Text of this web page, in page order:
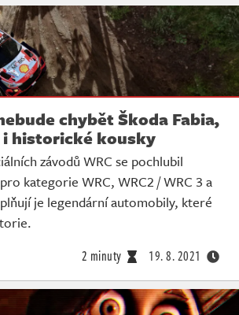
chybět Škoda Fabia,
i historické kousky
závodů WRC se pochlubil
kategorie WRC, WRC2 / WRC 3 a
je legendární automobily, které
2 minuty 19. 8. 2021